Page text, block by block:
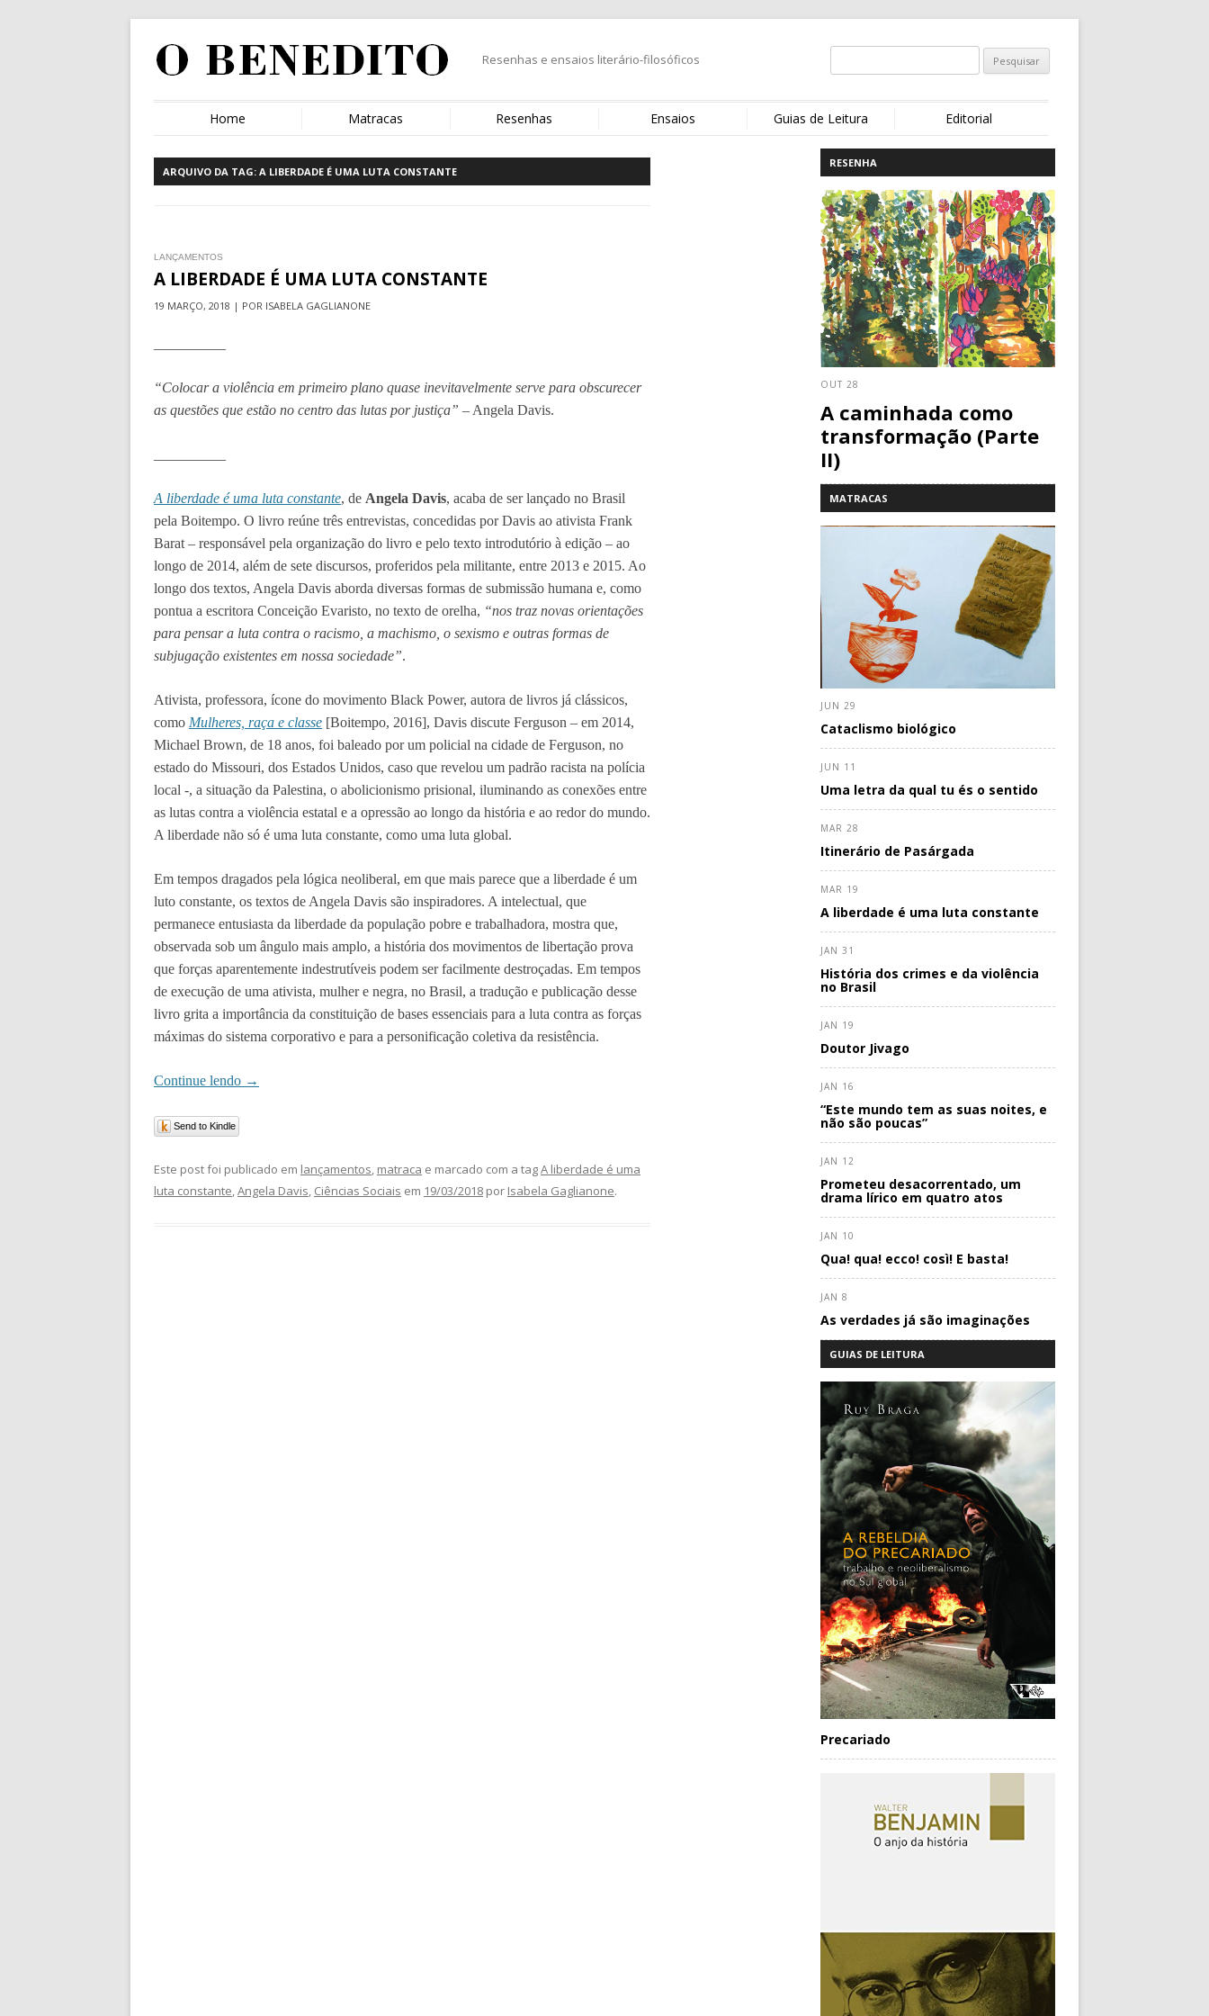
Resenhas e ensaios literário-filosóficos
Home Matracas Resenhas Ensaios Guias de Leitura Editorial
ARQUIVO DA TAG: A LIBERDADE É UMA LUTA CONSTANTE
LANÇAMENTOS
A LIBERDADE É UMA LUTA CONSTANTE
19 MARÇO, 2018 | POR ISABELA GAGLIANONE
“Colocar a violência em primeiro plano quase inevitavelmente serve para obscurecer
as questões que estão no centro das lutas por justiça” – Angela Davis.
A liberdade é uma luta constante, de Angela Davis, acaba de ser lançado no Brasil
pela Boitempo. O livro reúne três entrevistas, concedidas por Davis ao ativista Frank
Barat – responsável pela organização do livro e pelo texto introdutório à edição – ao
longo de 2014, além de sete discursos, proferidos pela militante, entre 2013 e 2015. Ao
longo dos textos, Angela Davis aborda diversas formas de submissão humana e, como
pontua a escritora Conceição Evaristo, no texto de orelha, “nos traz novas orientações
para pensar a luta contra o racismo, a machismo, o sexismo e outras formas de
subjugação existentes em nossa sociedade”.
Ativista, professora, ícone do movimento Black Power, autora de livros já clássicos,
como Mulheres, raça e classe [Boitempo, 2016], Davis discute Ferguson – em 2014,
Michael Brown, de 18 anos, foi baleado por um policial na cidade de Ferguson, no
estado do Missouri, dos Estados Unidos, caso que revelou um padrão racista na polícia
local -, a situação da Palestina, o abolicionismo prisional, iluminando as conexões entre
as lutas contra a violência estatal e a opressão ao longo da história e ao redor do mundo.
A liberdade não só é uma luta constante, como uma luta global.
Em tempos dragados pela lógica neoliberal, em que mais parece que a liberdade é um
luto constante, os textos de Angela Davis são inspiradores. A intelectual, que
permanece entusiasta da liberdade da população pobre e trabalhadora, mostra que,
observada sob um ângulo mais amplo, a história dos movimentos de libertação prova
que forças aparentemente indestrutíveis podem ser facilmente destroçadas. Em tempos
de execução de uma ativista, mulher e negra, no Brasil, a tradução e publicação desse
livro grita a importância da constituição de bases essenciais para a luta contra as forças
máximas do sistema corporativo e para a personificação coletiva da resistência.
Continue lendo →
Send to Kindle
Este post foi publicado em lançamentos matraca e marcado com a tagA liberdade é uma
luta constante Angela Davis Ciências Sociais em 19/03/2018 por Isabela Gaglianone.
RESENHA
OUT 28
A caminhada como
transformação (Parte
II)
MATRACAS
JUN 29
Cataclismo biológico
JUN 11
Uma letra da qual tu és o sentido
MAR 28
Itinerário de Pasárgada
MAR 19
A liberdade é uma luta constante
JAN 31
História dos crimes e da violência
no Brasil
JAN 19
Doutor Jivago
JAN 16
“Este mundo tem as suas noites, e
não são poucas”
JAN 12
Prometeu desacorrentado, um
drama lírico em quatro atos
JAN 10
Qua! qua! ecco! così! E basta!
JAN 8
As verdades já são imaginações
GUIAS DE LEITURA
Precariado